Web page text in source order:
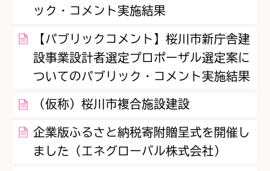
ック・コメント実施結果
【パブリックコメント】桜川市新庁舎建
設事業設計者選定プロポーザル選定案に
ついてのパブリック・コメント実施結果
（仮称）桜川市複合施設建設
企業版ふるさと納税寄附贈呈式を開催し
ました（エネグローバル株式会社）